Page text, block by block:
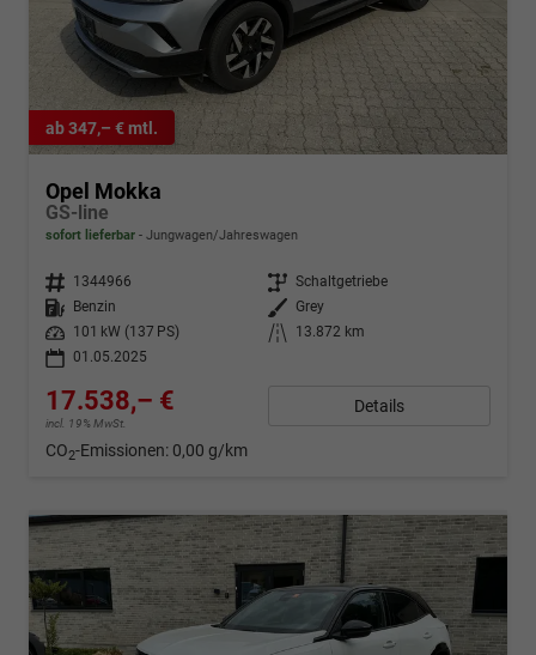
ab 347,– € mtl.
Opel Mokka
GS-line
sofort lieferbar Jungwagen/Jahreswagen
Fahrzeugnr. 1344966 Getriebe Schaltgetriebe
Kraftstoff
Benzin Außenfarbe
Grey
Leistung
101 kW (137 PS) Kilometerstand
13.872 km
01.05.2025
17.538,– €
incl. 19% MwSt.
Details
CO2-Emissionen: 0,00 g/km